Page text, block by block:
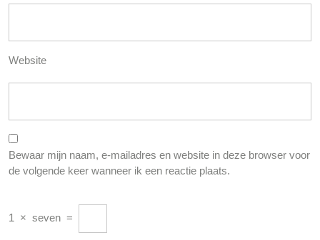
Website
Bewaar mijn naam, e-mailadres en website in deze browser voor
de volgende keer wanneer ik een reactie plaats.
1 × seven =